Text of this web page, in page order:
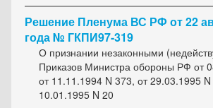
Решение Пленума ВС РФ от 22
года № ГКПИ97-319
О признании незаконными
Приказов Министра обороны РФ от
от 11.11.1994 N 373, от 29.03.1995
10.01.1995 N 20